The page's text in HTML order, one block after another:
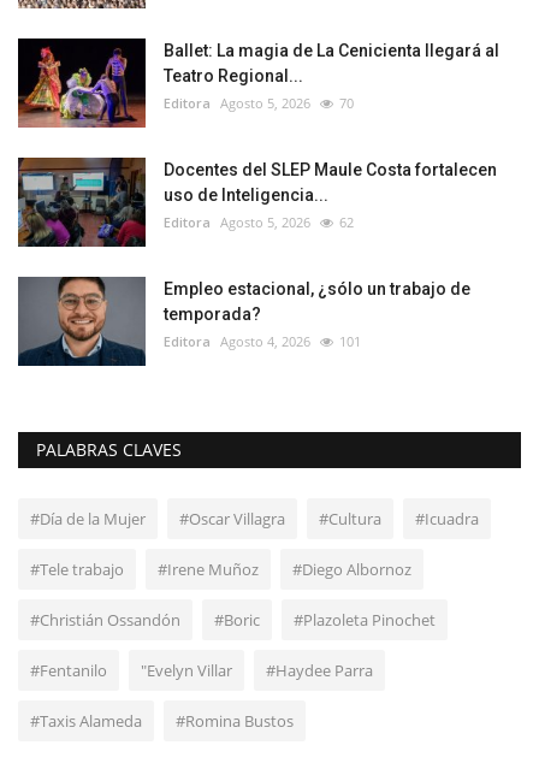
Ballet: La magia de La Cenicienta llegará al
Teatro Regional...
Editora Agosto 5, 2026 70
Docentes del SLEP Maule Costa fortalecen
uso de Inteligencia...
Editora Agosto 5, 2026 62
Empleo estacional, ¿sólo un trabajo de
temporada?
Editora Agosto 4, 2026 101
PALABRAS CLAVES
#Día de la Mujer #Oscar Villagra #Cultura #Icuadra
#Tele trabajo #Irene Muñoz #Diego Albornoz
#Christián Ossandón #Boric #Plazoleta Pinochet
#Fentanilo "Evelyn Villar #Haydee Parra
#Taxis Alameda #Romina Bustos